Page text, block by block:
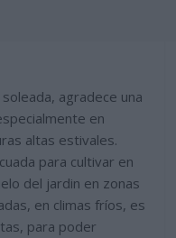
agradece una
en
altas estivales.
para cultivar en
del jardin en zonas
en climas fríos, es
para poder